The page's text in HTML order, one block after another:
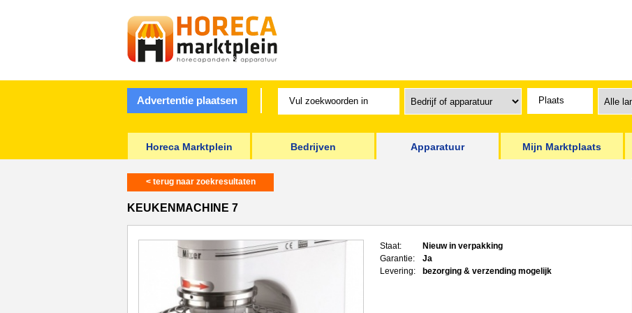
Advertentie plaatsen
Horeca Marktplein Bedrijven Apparatuur Mijn Marktplaats
< terug naar zoekresultaten
KEUKENMACHINE 7
Staat:
Nieuw in verpakking
Garantie:
Ja
Levering:
bezorging & verzending mogelijk